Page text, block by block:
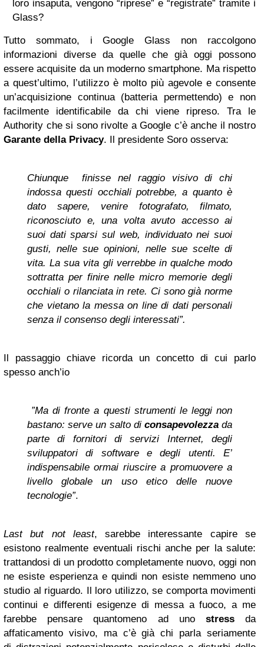
loro insaputa, vengono “riprese” e “registrate” tramite i
Glass?
Tutto sommato, i Google Glass non raccolgono
informazioni diverse da quelle che già oggi possono
essere acquisite da un moderno smartphone. Ma rispetto
a quest’ultimo, l’utilizzo è molto più agevole e consente
un’acquisizione continua (batteria permettendo) e non
facilmente identificabile da chi viene ripreso. Tra le
Authority che si sono rivolte a Google c’è anche il nostro
Garante della Privacy. Il presidente Soro osserva:
Chiunque finisse nel raggio visivo di chi
indossa questi occhiali potrebbe, a quanto è
dato sapere, venire fotografato, filmato,
riconosciuto e, una volta avuto accesso ai
suoi dati sparsi sul web, individuato nei suoi
gusti, nelle sue opinioni, nelle sue scelte di
vita. La sua vita gli verrebbe in qualche modo
sottratta per finire nelle micro memorie degli
occhiali o rilanciata in rete. Ci sono già norme
che vietano la messa on line di dati personali
senza il consenso degli interessati”.
Il passaggio chiave ricorda un concetto di cui parlo
spesso anch’io
”Ma di fronte a questi strumenti le leggi non
bastano: serve un salto di consapevolezzada
parte di fornitori di servizi Internet, degli
sviluppatori di software e degli utenti. E’
indispensabile ormai riuscire a promuovere a
livello globale un uso etico delle nuove
tecnologie”.
Last but not least, sarebbe interessante capire se
esistono realmente eventuali rischi anche per la salute:
trattandosi di un prodotto completamente nuovo, oggi non
ne esiste esperienza e quindi non esiste nemmeno uno
studio al riguardo. Il loro utilizzo, se comporta movimenti
continui e differenti esigenze di messa a fuoco, a me
farebbe pensare quantomeno ad uno stressda
affaticamento visivo, ma c’è già chi parla seriamente